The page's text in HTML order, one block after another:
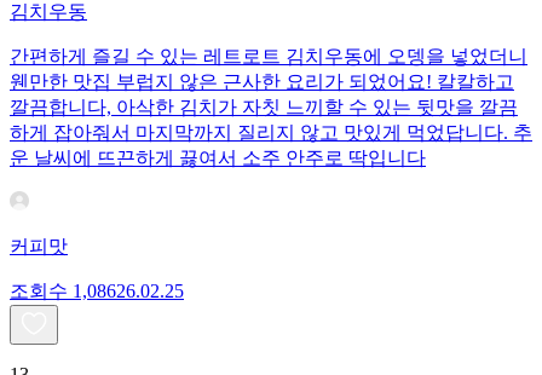
김치우동
간편하게 즐길 수 있는 레트로트 김치우동에 오뎅을 넣었더니
웬만한 맛집 부럽지 않은 근사한 요리가 되었어요! 칼칼하고
깔끔합니다, 아삭한 김치가 자칫 느끼할 수 있는 뒷맛을 깔끔
하게 잡아줘서 마지막까지 질리지 않고 맛있게 먹었답니다. 추
운 날씨에 뜨끈하게 끓여서 소주 안주로 딱입니다
커피맛
조회수 1,08626.02.25